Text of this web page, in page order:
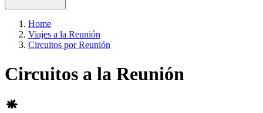
Home
Viajes a la Reunión
Circuitos por Reunión
Circuitos a la Reunión